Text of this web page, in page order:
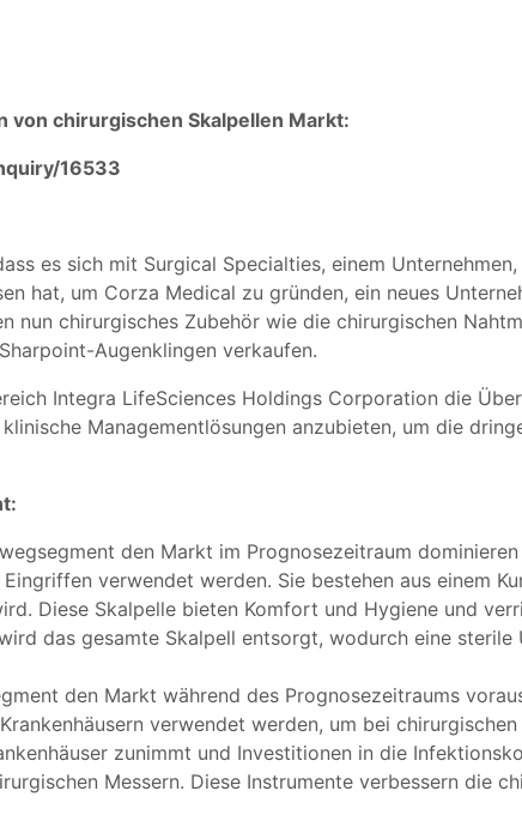
von chirurgischen Skalpellen Markt:
16533
es sich mit Surgical Specialties, einem
hat, um Corza Medical zu gründen, ein neues
nun chirurgisches Zubehör wie die chirurgischen
Augenklingen verkaufen.
Integra LifeSciences Holdings Corporation die
Managementlösungen anzubieten, um die
den Markt im Prognosezeitraum
verwendet werden. Sie bestehen aus einem
Diese Skalpelle bieten Komfort und Hygiene und
das gesamte Skalpell entsorgt, wodurch eine
den Markt während des Prognosezeitraums
verwendet werden, um bei
zunimmt und Investitionen in die
Messern. Diese Instrumente verbessern die